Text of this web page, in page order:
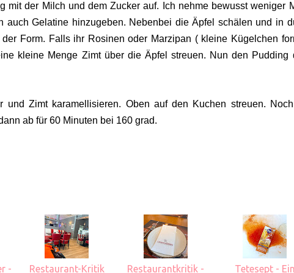
mit der Milch und dem Zucker auf. Ich nehme bewusst weniger
auch Gelatine hinzugeben. Nebenbei die Äpfel schälen und in
Form. Falls ihr Rosinen oder Marzipan ( kleine Kügelchen
kleine Menge Zimt über die Äpfel streuen. Nun den Pudding
und Zimt karamellisieren. Oben auf den Kuchen streuen.
ab für 60 Minuten bei 160 grad.
- Restaurant-Kritik Restaurantkritik - Tetesept - Ein